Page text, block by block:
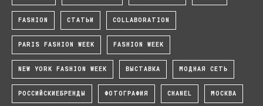
FASHION СТАТЬИ COLLABORATION
PARIS FASHION WEEK FASHION WEEK
NEW YORK FASHION WEEK ВЫСТАВКА МОДНАЯ СЕТЬ
РОССИЙСКИЕБРЕНДЫ ФОТОГРАФИЯ CHANEL МОСКВА